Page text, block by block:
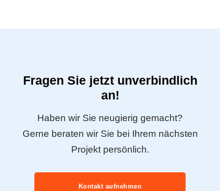
Fragen Sie jetzt unverbindlich
an!
Haben wir Sie neugierig gemacht?
Gerne beraten wir Sie bei Ihrem nächsten
Projekt persönlich.
Kontakt aufnehmen